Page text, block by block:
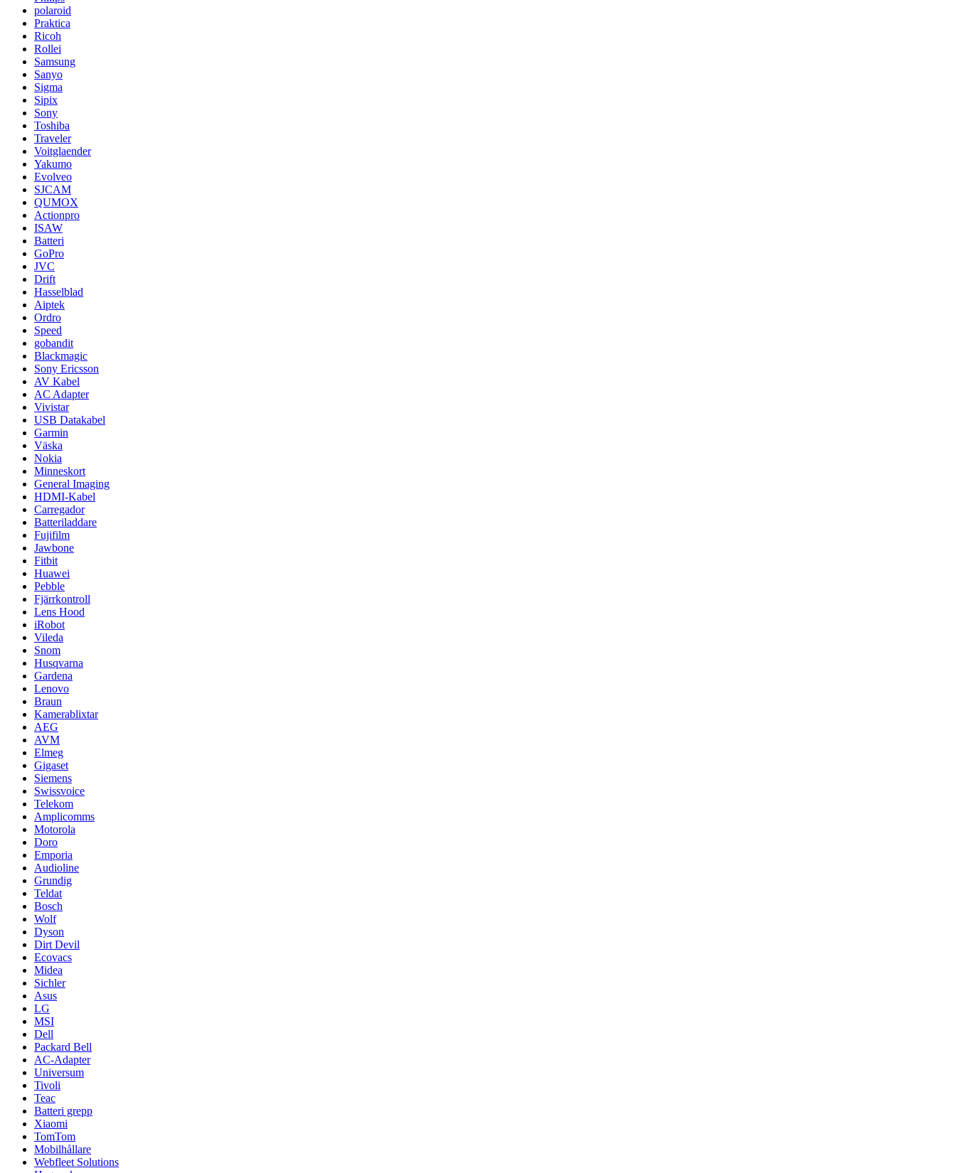
polaroid
Praktica
Ricoh
Rollei
Samsung
Sanyo
Sigma
Sipix
Sony
Toshiba
Traveler
Voitglaender
Yakumo
Evolveo
SJCAM
QUMOX
Actionpro
ISAW
Batteri
GoPro
JVC
Drift
Hasselblad
Aiptek
Ordro
Speed
gobandit
Blackmagic
Sony Ericsson
AV Kabel
AC Adapter
Vivistar
USB Datakabel
Garmin
Väska
Nokia
Minneskort
General Imaging
HDMI-Kabel
Carregador
Batteriladdare
Fujifilm
Jawbone
Fitbit
Huawei
Pebble
Fjärrkontroll
Lens Hood
iRobot
Vileda
Snom
Husqvarna
Gardena
Lenovo
Braun
Kamerablixtar
AEG
AVM
Elmeg
Gigaset
Siemens
Swissvoice
Telekom
Amplicomms
Motorola
Doro
Emporia
Audioline
Grundig
Teldat
Bosch
Wolf
Dyson
Dirt Devil
Ecovacs
Midea
Sichler
Asus
LG
MSI
Dell
Packard Bell
AC-Adapter
Universum
Tivoli
Teac
Batteri grepp
Xiaomi
TomTom
Mobilhållare
Webfleet Solutions